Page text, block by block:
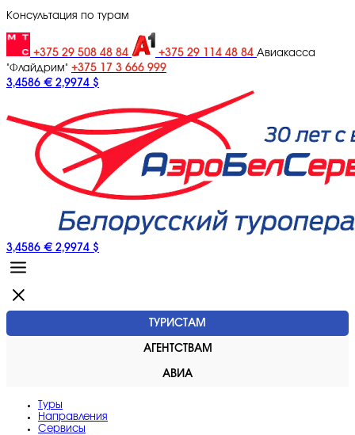
Консультация по турам
+375 29 508 48 84 +375 29 114 48 84 Авиакасса
"Флайдрим" +375 17 3 666 999
3,4586 € 2,9974 $
3,4586 € 2,9974 $
ТУРИСТАМ
АГЕНТСТВАМ
АВИА
Туры
Направления
Сервисы